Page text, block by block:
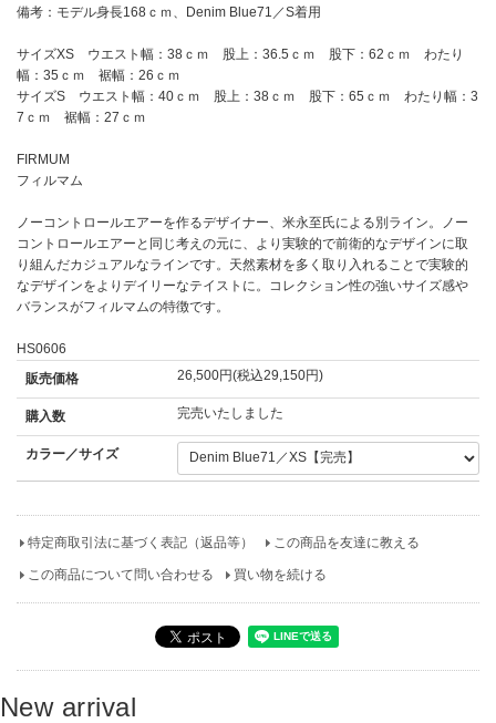
備考：モデル身長168ｃｍ、Denim Blue71／S着用
サイズXS ウエスト幅：38ｃｍ 股上：36.5ｃｍ 股下：62ｃｍ わたり
幅：35ｃｍ 裾幅：26ｃｍ
サイズS ウエスト幅：40ｃｍ 股上：38ｃｍ 股下：65ｃｍ わたり幅：3
7ｃｍ 裾幅：27ｃｍ
FIRMUM
フィルマム
ノーコントロールエアーを作るデザイナー、米永至氏による別ライン。ノー
コントロールエアーと同じ考えの元に、より実験的で前衛的なデザインに取
り組んだカジュアルなラインです。天然素材を多く取り入れることで実験的
なデザインをよりデイリーなテイストに。コレクション性の強いサイズ感や
バランスがフィルマムの特徴です。
HS0606
販売価格
26,500円(税込29,150円)
購入数 完売いたしました
カラー／サイズ
特定商取引法に基づく表記（返品等） この商品を友達に教える
この商品について問い合わせる 買い物を続ける
New arrival